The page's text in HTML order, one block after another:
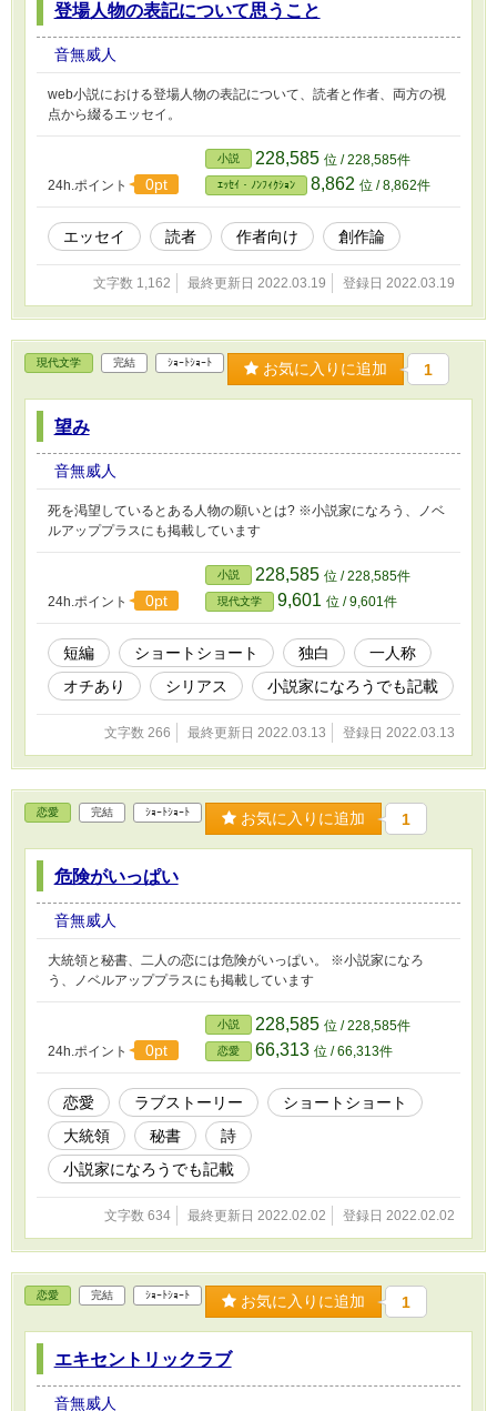
登場人物の表記について思うこと
音無威人
web小説における登場人物の表記について、読者と作者、両方の視
点から綴るエッセイ。
24h.ポイント 0pt
小説 228,585 位 / 228,585件
ｴｯｾｲ・ﾉﾝﾌｨｸｼｮﾝ 8,862 位 / 8,862件
エッセイ 読者 作者向け 創作論
文字数 1,162 最終更新日 2022.03.19 登録日 2022.03.19
現代文学 完結 ｼｮｰﾄｼｮｰﾄ お気に入りに追加 1
望み
音無威人
死を渇望しているとある人物の願いとは? ※小説家になろう、ノベ
ルアッププラスにも掲載しています
24h.ポイント 0pt
小説 228,585 位 / 228,585件
現代文学 9,601 位 / 9,601件
短編 ショートショート 独白
一人称
オチあり
シリアス 小説家になろうでも記載
文字数 266 最終更新日 2022.03.13 登録日 2022.03.13
恋愛 完結 ｼｮｰﾄｼｮｰﾄ お気に入りに追加 1
危険がいっぱい
音無威人
大統領と秘書、二人の恋には危険がいっぱい。 ※小説家になろ
う、ノベルアッププラスにも掲載しています
24h.ポイント 0pt
小説 228,585 位 / 228,585件
恋愛 66,313 位 / 66,313件
恋愛 ラブストーリー
ショートショート
大統領
秘書
詩
小説家になろうでも記載
文字数 634 最終更新日 2022.02.02 登録日 2022.02.02
恋愛 完結 ｼｮｰﾄｼｮｰﾄ お気に入りに追加 1
エキセントリックラブ
音無威人